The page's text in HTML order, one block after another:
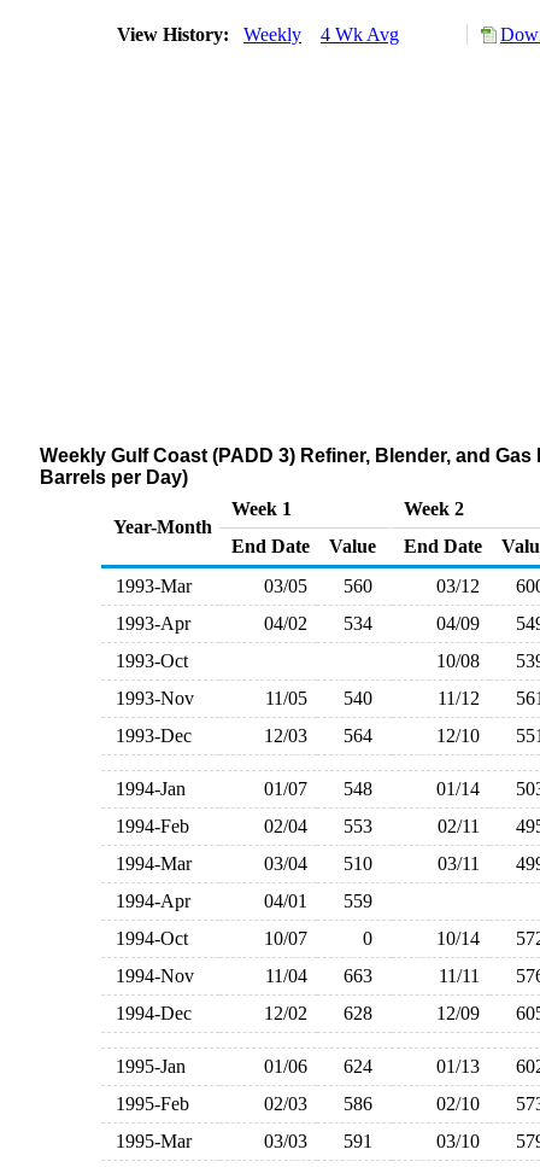
View History: Weekly 4 Wk Avg
Weekly Gulf Coast (PADD 3) Refiner, Blender, and
Barrels per Day)
Year-Month
Week 1
Week 2
End Date
Value End Date
1993-Mar
03/05 560 03/12
1993-Apr
04/02 534 04/09
1993-Oct
10/08
1993-Nov
11/05 540 11/12
1993-Dec
12/03 564 12/10
1994-Jan 01/07 548 01/14
1994-Feb
02/04 553 02/11
1994-Mar
03/04 510 03/11
1994-Apr
04/01
559
1994-Oct
10/07 0 10/14
1994-Nov
11/04 663 11/11
1994-Dec
12/02 628 12/09
1995-Jan 01/06 624 01/13
1995-Feb
02/03 586 02/10
1995-Mar
03/03 591 03/10